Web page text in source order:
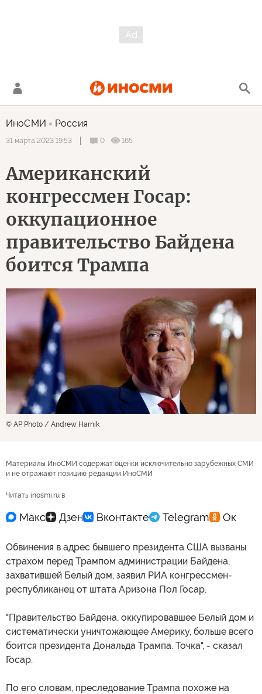
ИноСМИ Россия
31 марта 2023 19:53 0 165
Американский
конгрессмен Госар:
оккупационное
правительство Байдена
боится Трампа
© AP Photo / Andrew Harnik
Материалы ИноСМИ содержат оценки исключительно зарубежных СМИ
и не отражают позицию редакции ИноСМИ
Читать inosmi.ru в
Обвинения в адрес бывшего президента США вызваны
страхом перед Трампом администрации Байдена,
захватившей Белый дом, заявил РИА конгрессмен-
республиканец от штата Аризона Пол Госар.
"Правительство Байдена, оккупировавшее Белый дом и
систематически уничтожающее Америку, больше всего
боится президента Дональда Трампа. Точка", - сказал
Госар.
По его словам, преследование Трампа похоже на